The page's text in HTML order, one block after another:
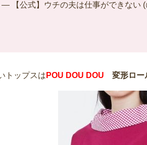
— 【公式】ウチの夫は仕事ができない
トップスは POU DOU DOU 変形ロー